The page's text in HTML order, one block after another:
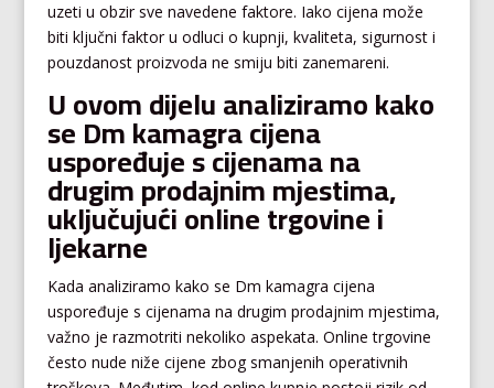
uzeti u obzir sve navedene faktore. Iako cijena može
biti ključni faktor u odluci o kupnji, kvaliteta, sigurnost i
pouzdanost proizvoda ne smiju biti zanemareni.
U ovom dijelu analiziramo kako
se Dm kamagra cijena
uspoređuje s cijenama na
drugim prodajnim mjestima,
uključujući online trgovine i
ljekarne
Kada analiziramo kako se Dm kamagra cijena
uspoređuje s cijenama na drugim prodajnim mjestima,
važno je razmotriti nekoliko aspekata. Online trgovine
često nude niže cijene zbog smanjenih operativnih